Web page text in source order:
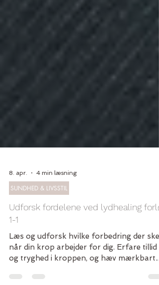
8. apr. 4 min læsning
SUNDHED & LIVSSTIL
Udforsk fordelene ved lydhealing
1-1
Læs og udforsk hvilke forbedring der sker
når din krop arbejder for dig. Erfare tillid
og tryghed i kroppen, og hæv mærkbart